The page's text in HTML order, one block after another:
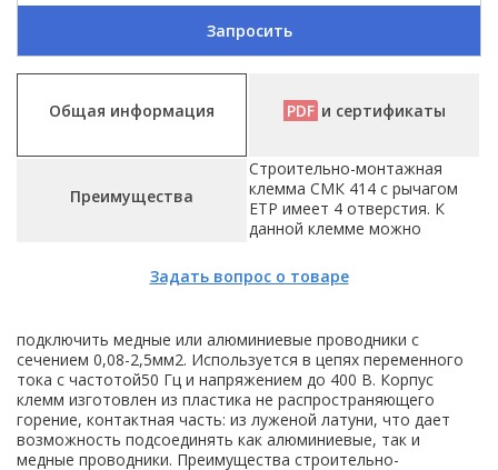
Запросить
Общая информация PDF и сертификаты
Преимущества
Задать вопрос о товаре
Строительно-монтажная
клемма СМК 414 с рычагом
ETP имеет 4 отверстия. К
данной клемме можно
подключить медные или алюминиевые проводники с
сечением 0,08-2,5мм2. Используется в цепях переменного
тока с частотой50 Гц и напряжением до 400 В. Корпус
клемм изготовлен из пластика не распространяющего
горение, контактная часть: из луженой латуни, что дает
возможность подсоединять как алюминиевые, так и
медные проводники. Преимущества строительно-